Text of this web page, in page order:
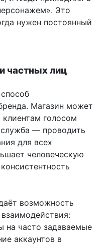
Это
нужен постоянный
частных лиц
Магазин может
клиентам голосом
служба — проводить
для всех
человеческую
возможность
на часто задаваемые
аккаунтов в